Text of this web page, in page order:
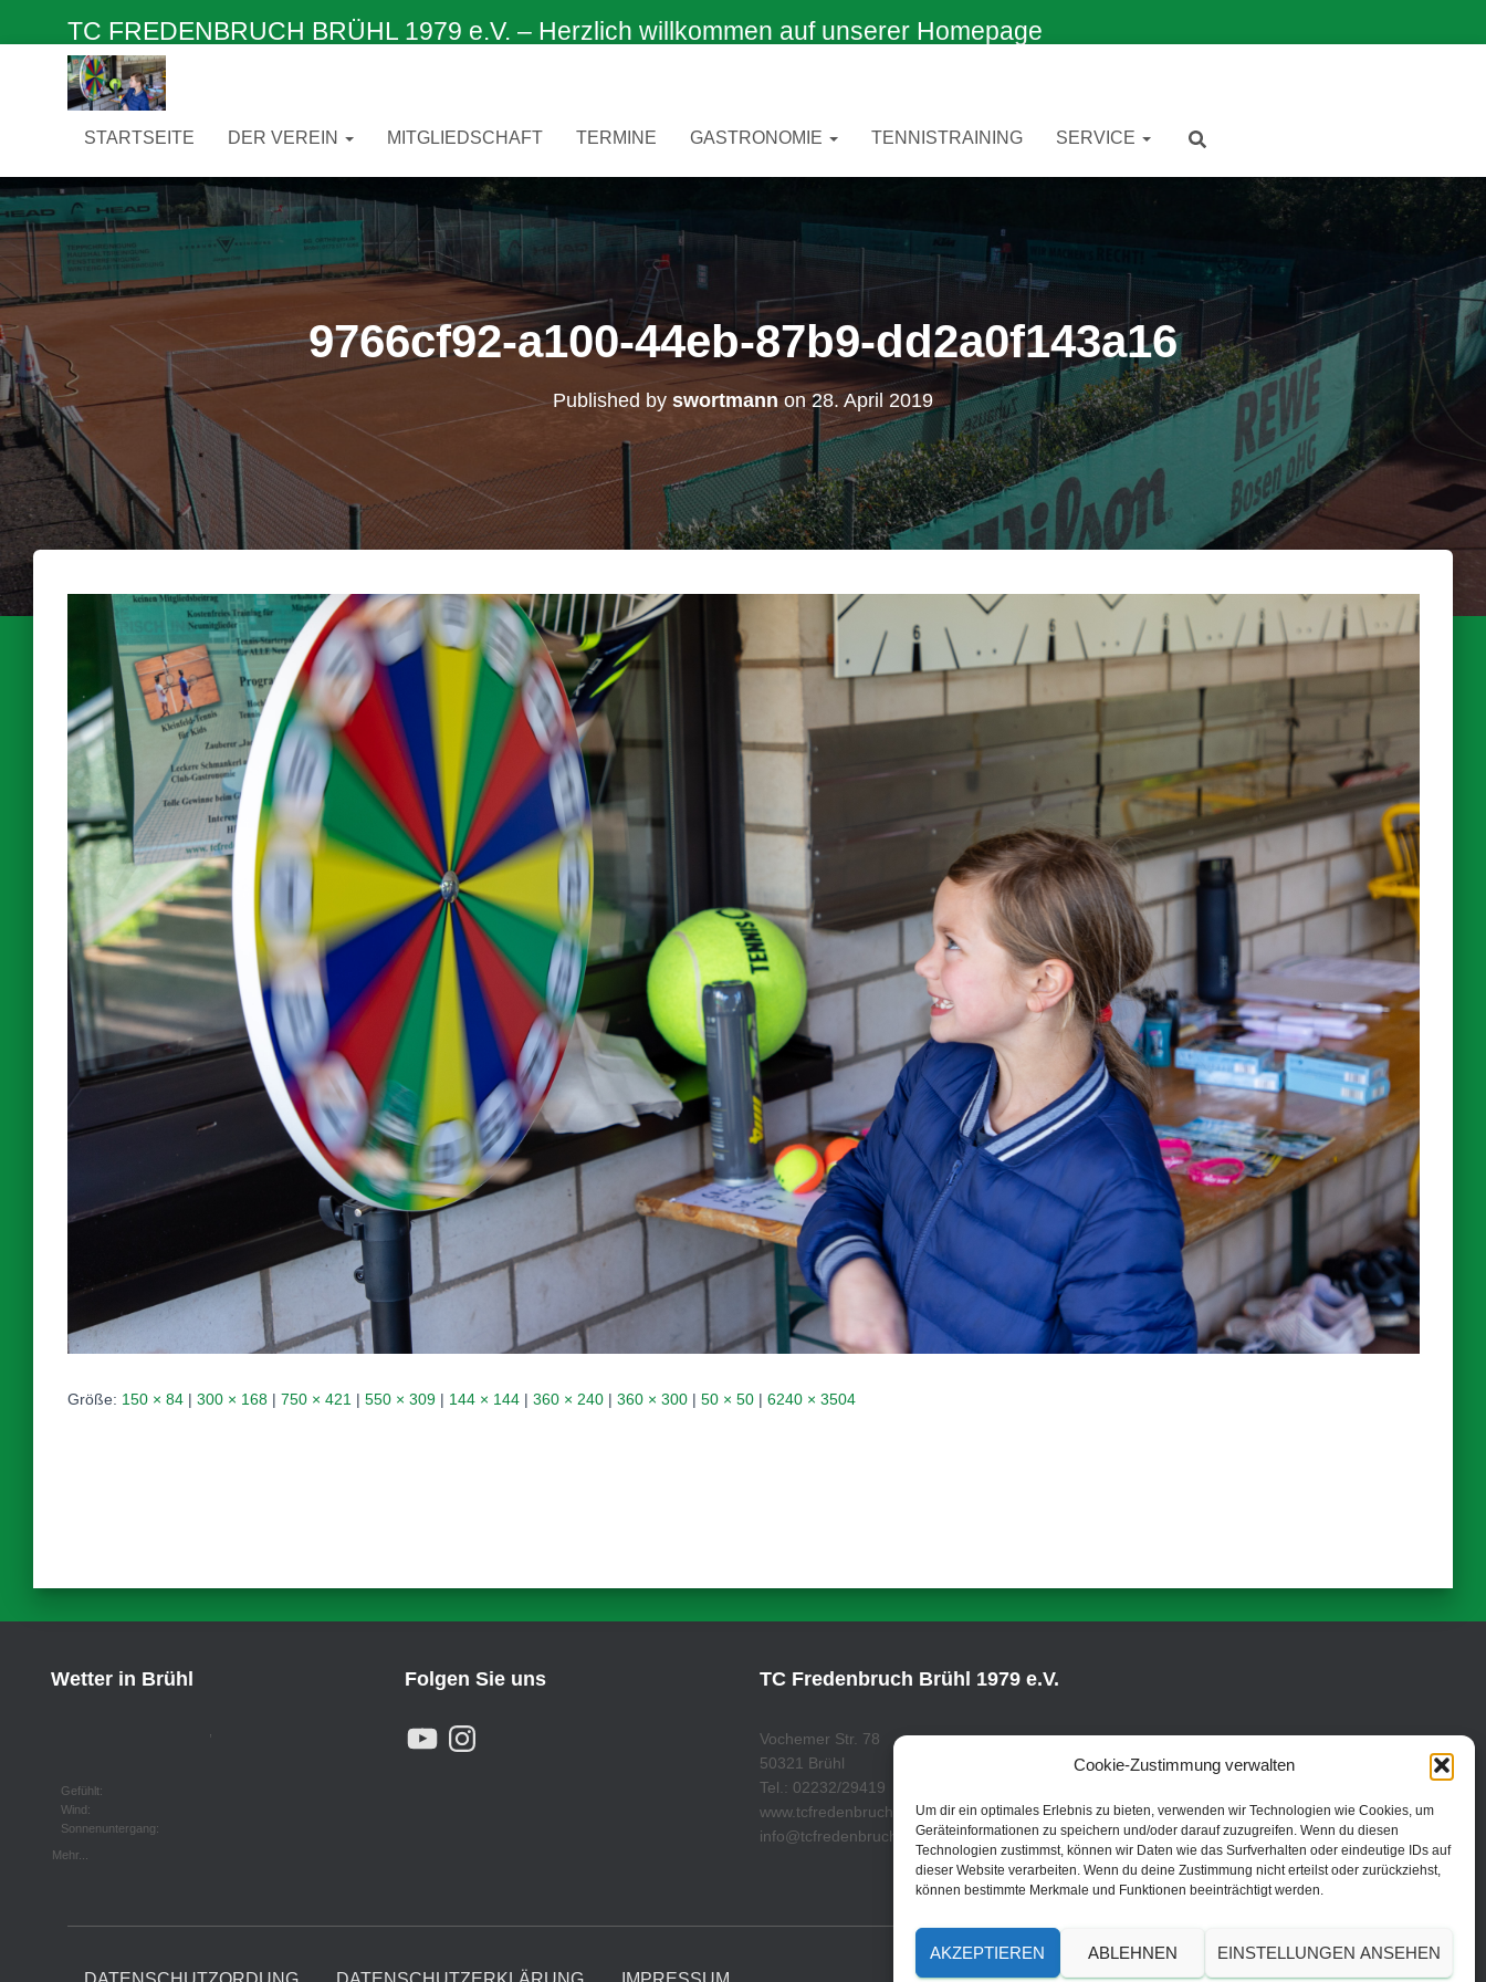
Cookie-Zustimmung verwalten
Um dir ein optimales Erlebnis zu bieten, verwenden wir Technologien wie Cookies, um
Geräteinformationen zu speichern und/oder darauf zuzugreifen. Wenn du diesen
Technologien zustimmst, können wir Daten wie das Surfverhalten oder eindeutige IDs auf
dieser Website verarbeiten. Wenn du deine Zustimmung nicht erteilst oder zurückziehst,
können bestimmte Merkmale und Funktionen beeinträchtigt werden.
AKZEPTIEREN ABLEHNEN EINSTELLUNGEN ANSEHEN
TC FREDENBRUCH BRÜHL 1979 e.V. – Herzlich willkommen auf unserer Homepage
STARTSEITE DER VEREIN MITGLIEDSCHAFT TERMINE GASTRONOMIE TENNISTRAINING SERVICE
9766cf92-a100-44eb-87b9-dd2a0f143a16
Published by swortmannon28. April 2019
Größe: 150 × 84 | 300 × 168 | 750 × 421 | 550 × 309 | 144 × 144 | 360 × 240 | 360 × 300 | 50 × 50 | 6240 × 3504
Wetter in Brühl
Gefühlt:
Wind:
Sonnenuntergang:
Mehr...
Folgen Sie uns
Y
O
N
TC Fredenbruch Brühl 1979 e.V.
Vochemer Str. 78
50321 Brühl
Tel.: 02232/29419
www.tcfredenbruch.de
info@tcfredenbruch.de
© 2019 | TC Fredenbruch Brühl 1979 e.V.